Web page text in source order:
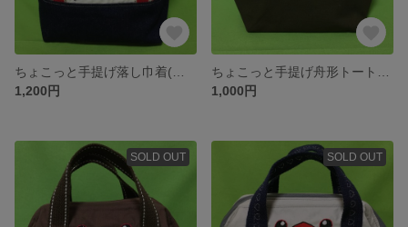
1,200円
1,000円
SOLD OUT SOLD OUT